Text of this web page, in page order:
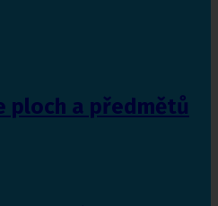
ploch a předmětů